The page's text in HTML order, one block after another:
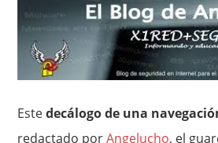
Estedecálogo de una
redactado porAngelucho, el